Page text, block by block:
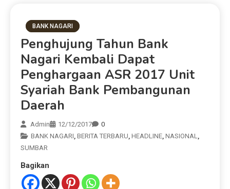
BANK NAGARI
Penghujung Tahun Bank
Nagari Kembali Dapat
Penghargaan ASR 2017 Unit
Syariah Bank Pembangunan
Daerah
Admin 12/12/2017
0
BANK NAGARI BERITA TERBARU HEADLINE NASIONAL
SUMBAR
Bagikan